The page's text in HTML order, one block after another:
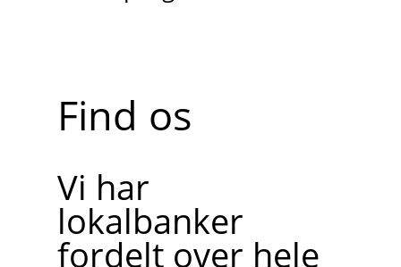
Find os
Vi har
lokalbanker
fordelt over hele